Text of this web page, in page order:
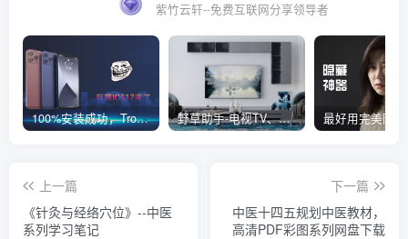
紫竹云轩--免费互联网分享领导者
100%安装成功，TrollStore巨魔商店ios17来了，这些系统马上起飞了 野草助手-电视TV、安卓必装的一款软件，超级好用
上一篇
《针灸与经络穴位》--中医
系列学习笔记
下一篇
中医十四五规划中医教材，
高清PDF彩图系列网盘下载